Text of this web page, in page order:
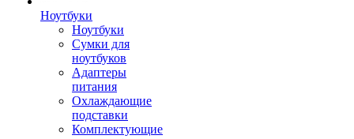
Ноутбуки
Ноутбуки
Сумки для
ноутбуков
Адаптеры
питания
Охлаждающие
подставки
Комплектующие